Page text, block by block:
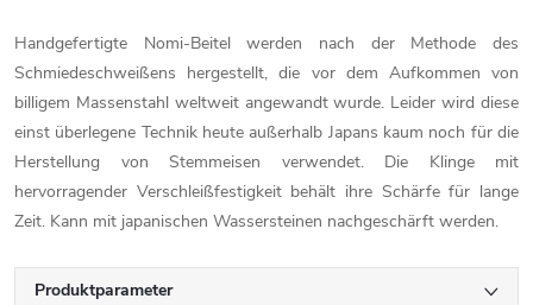
Handgefertigte Nomi-Beitel werden nach der Methode des
Schmiedeschweißens hergestellt, die vor dem Aufkommen von
billigem Massenstahl weltweit angewandt wurde. Leider wird diese
einst überlegene Technik heute außerhalb Japans kaum noch für die
Herstellung von Stemmeisen verwendet. Die Klinge mit
hervorragender Verschleißfestigkeit behält ihre Schärfe für lange
Zeit. Kann mit japanischen Wassersteinen nachgeschärft werden.
Produktparameter